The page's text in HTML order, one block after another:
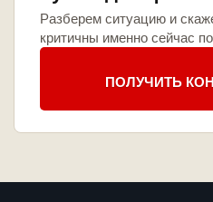
Разберем ситуацию и
критичны именно сейчас
ПОЛУЧИТЬ